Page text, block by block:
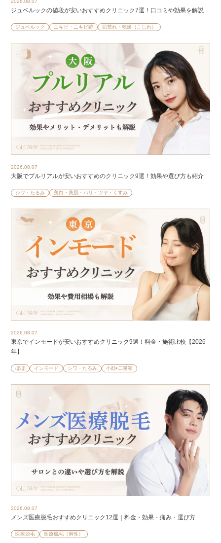
2026.08.07
ジュベルックの値段が安いおすすめクリニック7選！口コミや効果を解説
ジュベルック ニキビ・ニキビ跡 肌荒れ・乾燥（こじわ）
2026.08.07
大阪でプルリアルが安いおすすめのクリニック9選！効果や選び方も紹介
シワ・たるみ 美白・美肌・ハリ・ツヤ・くすみ
2026.08.07
東京でインモードが安いおすすめクリニック9選！料金・施術比較【2026
年】
ほほ インモード シワ・たるみ 小顔•二重顎
2026.08.07
メンズ医療脱毛おすすめクリニック12選｜料金・効果・痛み・選び方
医療脱毛 医療脱毛（男性）